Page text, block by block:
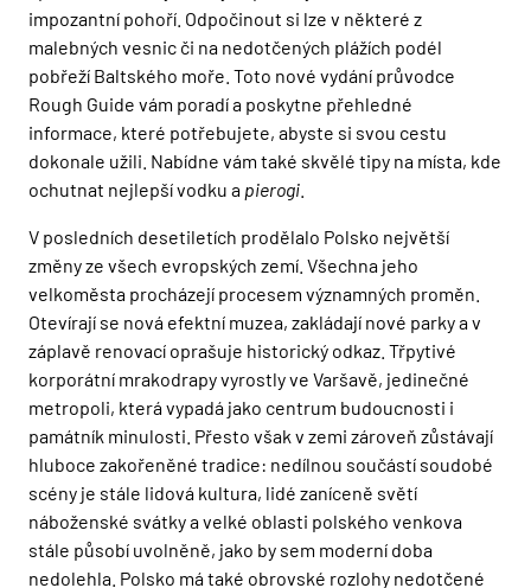
impozantní pohoří. Odpočinout si lze v některé z
malebných vesnic či na nedotčených plážích podél
pobřeží Baltského moře. Toto nové vydání průvodce
Rough Guide vám poradí a poskytne přehledné
informace, které potřebujete, abyste si svou cestu
dokonale užili. Nabídne vám také skvělé tipy na místa, kde
ochutnat nejlepší vodku a pierogi
V posledních desetiletích prodělalo Polsko největší
změny ze všech evropských zemí. Všechna jeho
velkoměsta procházejí procesem významných proměn.
Otevírají se nová efektní muzea, zakládají nové parky a v
záplavě renovací oprašuje historický odkaz. Třpytivé
korporátní mrakodrapy vyrostly ve Varšavě, jedinečné
metropoli, která vypadá jako centrum budoucnosti i
památník minulosti. Přesto však v zemi zároveň zůstávají
hluboce zakořeněné tradice: nedílnou součástí soudobé
scény je stále lidová kultura, lidé zaníceně světí
náboženské svátky a velké oblasti polského venkova
stále působí uvolněně, jako by sem moderní doba
nedolehla. Polsko má také obrovské rozlohy nedotčené